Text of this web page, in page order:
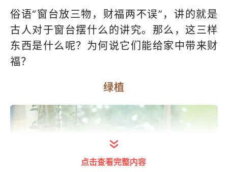
俗语“窗台放三物，财福两不误”，讲的就是
古人对于窗台摆什么的讲究。那么，这三样
东西是什么呢？为何说它们能给家中带来财
福？
绿植
点击查看完整内容